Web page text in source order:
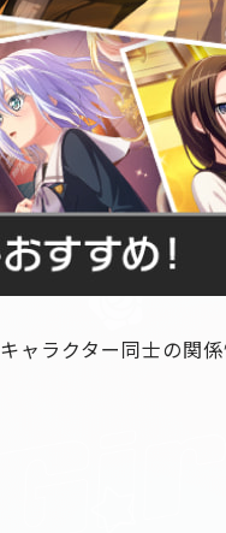
ャラクター同士の関